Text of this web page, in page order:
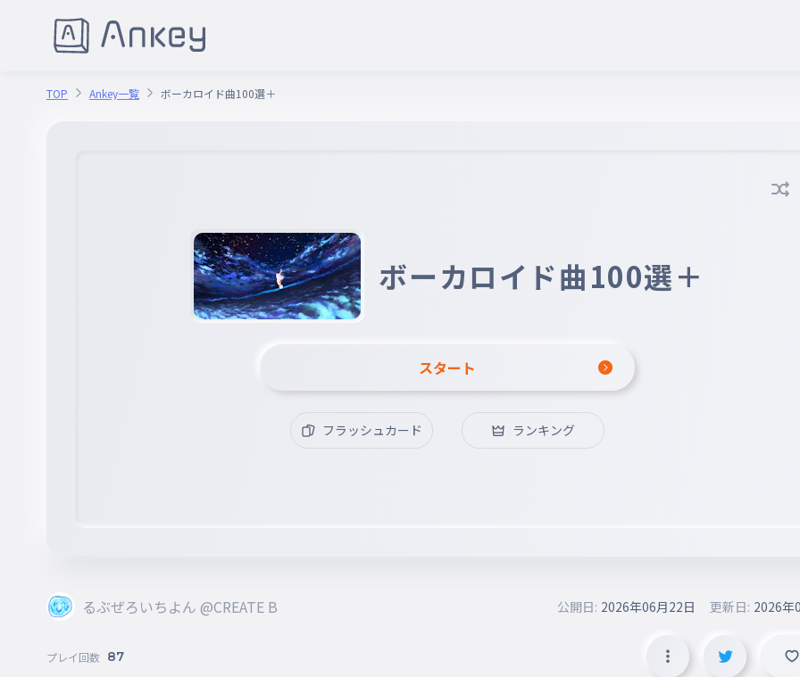
TOP Ankey一覧 ボーカロイド曲100選＋
ボーカロイド曲100選＋
スタート
フラッシュカード ランキング
るぶぜろいちよん @CREATE B 公開日: 2026年06月22日 更新日: 2026年
プレイ回数 87